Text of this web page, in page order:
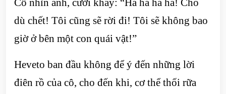
Cô nhìn anh, cười khẩy: “Ha ha ha ha! Cho
dù chết! Tôi cũng sẽ rời đi! Tôi sẽ không bao
giờ ở bên một con quái vật!”
Heveto ban đầu không để ý đến những lời
điên rồ của cô, cho đến khi, cơ thể thối rữa